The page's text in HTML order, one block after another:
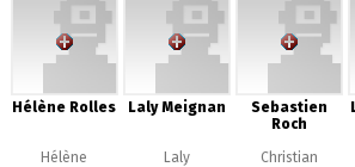
Hélène Rolles
Hélène
Laly Meignan
Laly
Sebastien
Roch
Christian